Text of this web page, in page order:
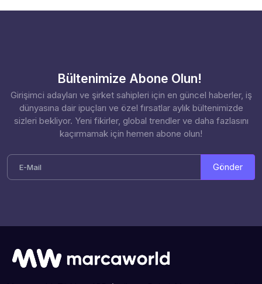
Bültenimize Abone Olun!
Girişimci adayları ve şirket sahipleri için en güncel haberler, iş
dünyasına dair ipuçları ve özel fırsatlar aylık bültenimizde
sizleri bekliyor. Yeni fikirler, global trendler ve daha fazlasını
kaçırmamak için hemen abone olun!
Gönder